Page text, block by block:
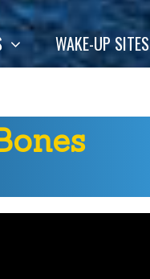
WAKE-UP SITES